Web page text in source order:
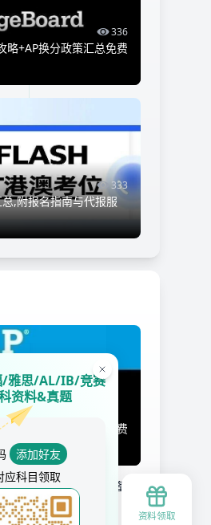
336
略+AP换分政策汇总免费
333
,附报名指南与代报服
略+AP换分政策汇总免费
方教材教辅推荐,全套备考
资料领取
/雅思/AL/IB/竞赛
资料&真题
添加好友
应科目领取